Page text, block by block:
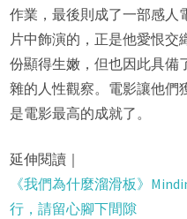
作業，最後則成了一部感人
片中飾演的，正是他愛恨交
份顯得生嫩，但也因此具備
雜的人性觀察。電影讓他們
是電影最高的成就了。
延伸閱讀｜
《我們為什麼溜滑板》
行，請留心腳下間隙